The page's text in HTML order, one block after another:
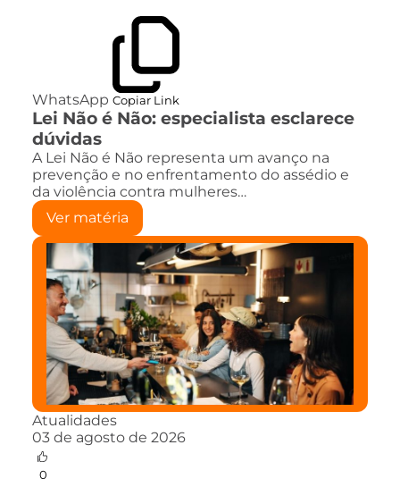
WhatsApp Copiar Link
Lei Não é Não: especialista esclarece
dúvidas
A Lei Não é Não representa um avanço na
prevenção e no enfrentamento do assédio e
da violência contra mulheres…
Ver matéria
Atualidades
03 de agosto de 2026
0